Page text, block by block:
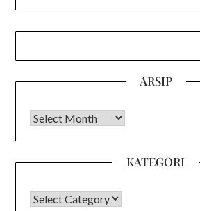
ARSIP
Arsip
KATEGORI
KATEGORI